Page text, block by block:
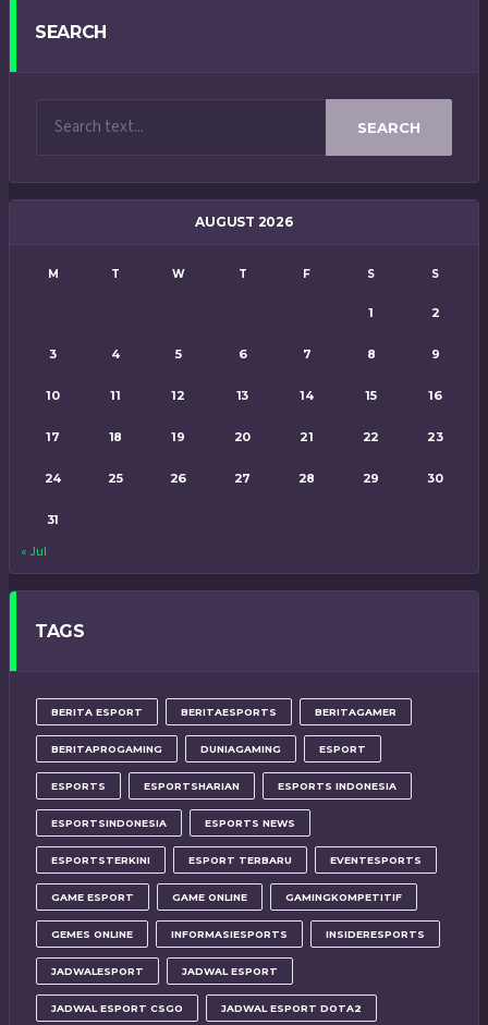
SEARCH
SEARCH
AUGUST 2026
M T W T F S S
1 2
3 4 5 6 7 8 9
10 11 12 13 14 15 16
17 18 19 20 21 22 23
24 25 26 27 28 29 30
31
« Jul
TAGS
BERITA ESPORT BERITAESPORTS BERITAGAMER
BERITAPROGAMING DUNIAGAMING ESPORT
ESPORTS ESPORTSHARIAN ESPORTS INDONESIA
ESPORTSINDONESIA ESPORTS NEWS
ESPORTSTERKINI ESPORT TERBARU EVENTESPORTS
GAME ESPORT GAME ONLINE GAMINGKOMPETITIF
GEMES ONLINE INFORMASIESPORTS INSIDERESPORTS
JADWALESPORT JADWAL ESPORT
JADWAL ESPORT CSGO JADWAL ESPORT DOTA2